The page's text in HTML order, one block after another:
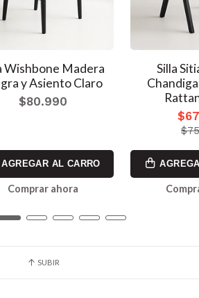
Wishbone Madera
y Asiento Claro
$80.990
AGREGAR AL CARRO
Comprar ahora
Silla
SUBIR